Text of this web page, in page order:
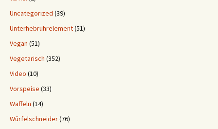
Uncategorized (39)
Unterhebrührelement(51)
Vegan (51)
Vegetarisch (352)
Video (10)
Vorspeise (33)
Waffeln (14)
Würfelschneider(76)